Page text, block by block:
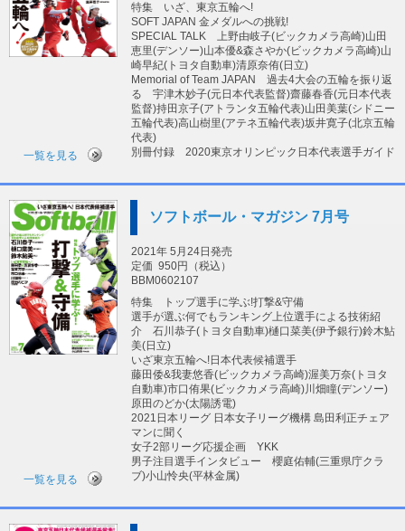
特集 いざ、東京五輪へ!
SOFT JAPAN 金メダルへの挑戦!
SPECIAL TALK 上野由岐子(ビックカメラ高崎)山田
恵里(デンソー)山本優&森さやか(ビックカメラ高崎)山
崎早紀(トヨタ自動車)清原奈侑(日立)
Memorial of Team JAPAN 過去4大会の五輪を振り返
る 宇津木妙子(元日本代表監督)齋藤春香(元日本代表
監督)持田京子(アトランタ五輪代表)山田美葉(シドニー
五輪代表)高山樹里(アテネ五輪代表)坂井寛子(北京五輪
代表)
別冊付録 2020東京オリンピック日本代表選手ガイド
一覧を見る
ソフトボール・マガジン 7月号
2021年 5月24日発売
定価 950円（税込）
BBM0602107
特集 トップ選手に学ぶ!打撃&守備
選手が選ぶ何でもランキング上位選手による技術紹
介 石川恭子(トヨタ自動車)樋口菜美(伊予銀行)鈴木鮎
美(日立)
いざ東京五輪へ!日本代表候補選手
藤田倭&我妻悠香(ビックカメラ高崎)渥美万奈(トヨタ
自動車)市口侑果(ビックカメラ高崎)川畑瞳(デンソー)
原田のどか(太陽誘電)
2021日本リーグ 日本女子リーグ機構 島田利正チェア
マンに聞く
女子2部リーグ応援企画 YKK
男子注目選手インタビュー 櫻庭佑輔(三重県庁クラ
ブ)小山怜央(平林金属)
一覧を見る